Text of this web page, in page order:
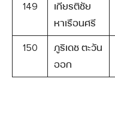
149
เกียรติชัย
หาเรือนศรี
150
ภูริเดช ตะวัน
ออก